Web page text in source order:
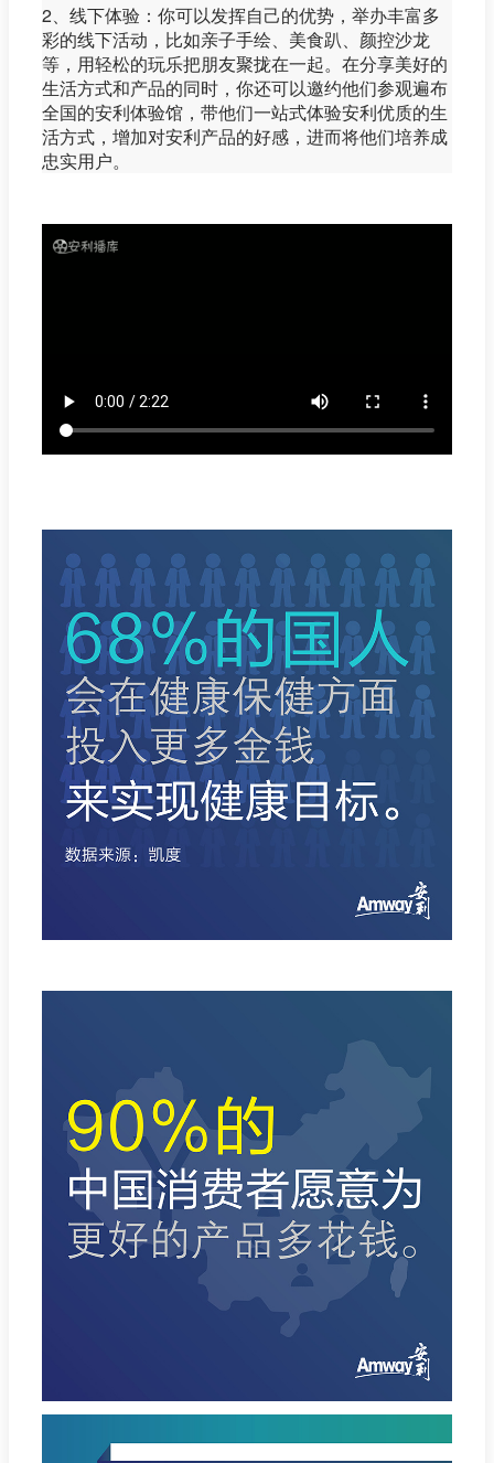
2、线下体验：你可以发挥自己的优势，举办丰富多
彩的线下活动，比如亲子手绘、美食趴、颜控沙龙
等，用轻松的玩乐把朋友聚拢在一起。在分享美好的
生活方式和产品的同时，你还可以邀约他们参观遍布
全国的安利体验馆，带他们一站式体验安利优质的生
活方式，增加对安利产品的好感，进而将他们培养成
忠实用户。